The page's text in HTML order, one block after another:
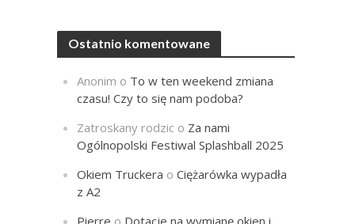
Ostatnio komentowane
Anonim o To w ten weekend zmiana
czasu! Czy to się nam podoba?
Zatroskany rodzic o Za nami
Ogólnopolski Festiwal Splashball 2025
Okiem Truckera oCiężarówka wypadła
z A2